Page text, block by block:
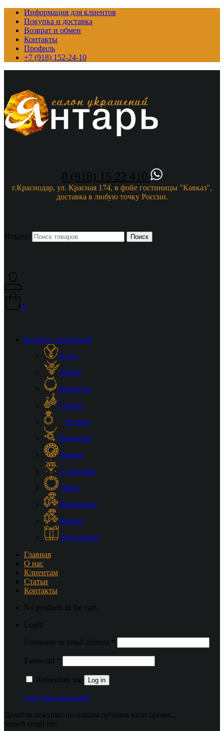
Информация для клиентов
Покупка и доставка
Возврат и обмен
Контакты
Профиль
+7 (918) 152-24-10
8 (918) 15 22 410
г.Краснодар, ул. Красная 174, в фойе гостиницы "Кавказ",
доставка в любую точку России.
Искать:
0
Каталог украшений
Бусы
Колье
Браслеты
Серьги
Кольца
Подвески
Броши
Сувениры
Чётки
Кабошоны
Камни
Мужчинам
Главная
О нас
Клиентам
Статьи
Контакты
No products in the cart.
Login
Username or email address
Password
Remember me Log in
Lost your password?
Делайте покупки по нашим лучшим категориям...
Search result for: